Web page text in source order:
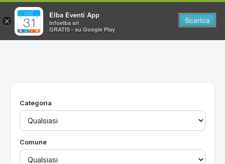
Home
Utilità
Categoria
Comune
×
Elba Eventi App
Infoelba srl
GRATIS - su Google Play
Scarica